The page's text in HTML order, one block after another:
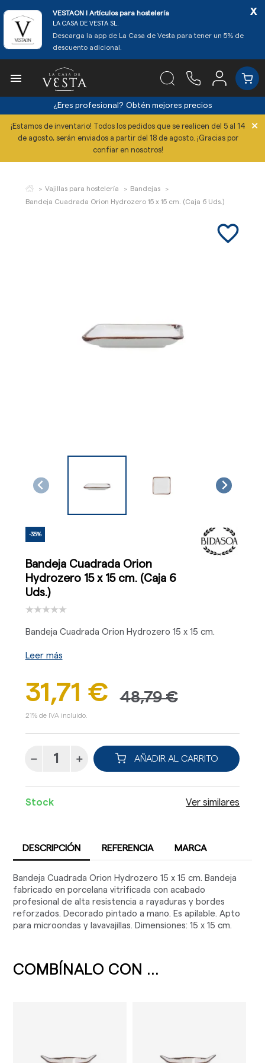
VESTAON l Artículos para hostelería
LA CASA DE VESTA SL.
Descarga la app de La Casa de Vesta para tener un 5% de
descuento adicional.
x

¿Eres profesional? Obtén mejores precios
¡Estamos de inventario! Todos los pedidos que se realicen del 5 al 14
de agosto, serán enviados a partir del 18 de agosto. ¡Gracias por
confiar en nosotros!
×
Vajillas para hostelería
Bandejas
Bandeja Cuadrada Orion Hydrozero 15 x 15 cm. (Caja 6 Uds.)
favorite_border
-35%
Bandeja Cuadrada Orion
Hydrozero 15 x 15 cm. (Caja 6
Uds.)
Bandeja Cuadrada Orion Hydrozero 15 x 15 cm.
Leer más
31,71 € 48,79 €
21% de IVA incluido.
AÑADIR AL CARRITO
Stock Ver similares
DESCRIPCIÓN REFERENCIA MARCA
Bandeja Cuadrada Orion Hydrozero 15 x 15 cm. Bandeja
fabricado en porcelana vitrificada con acabado
profesional de alta resistencia a rayaduras y bordes
reforzados. Decorado pintado a mano. Es apilable. Apto
para microondas y lavavajillas. Dimensiones: 15 x 15 cm.
COMBÍNALO CON ...